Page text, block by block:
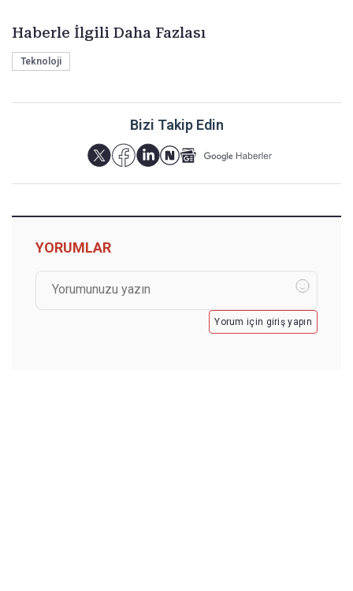
Haberle İlgili Daha Fazlası
Teknoloji
Bizi Takip Edin
YORUMLAR
Yorum için giriş yapın